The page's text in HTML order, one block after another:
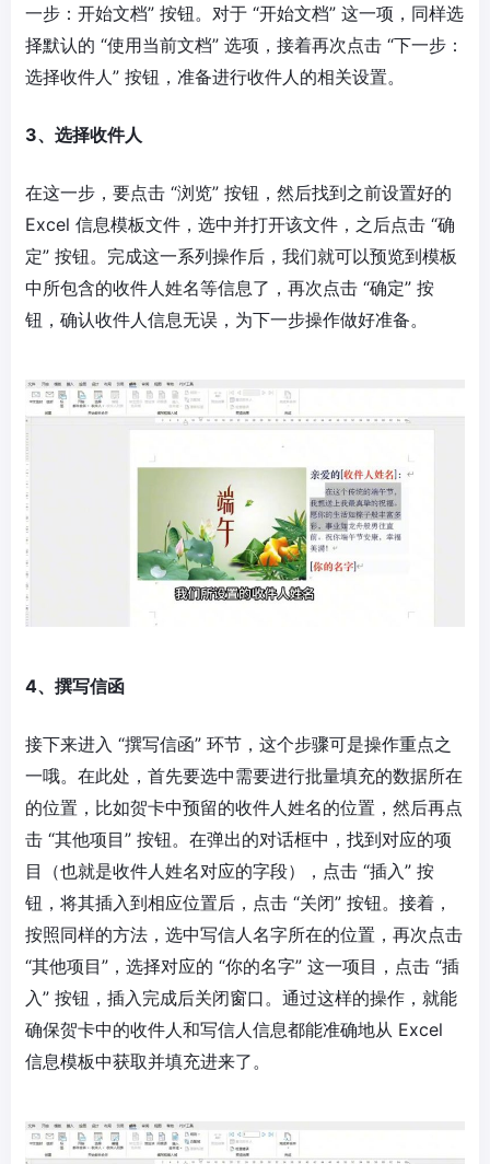
一步：开始文档” 按钮。对于 “开始文档” 这一项，同样选
择默认的 “使用当前文档” 选项，接着再次点击 “下一步：
选择收件人” 按钮，准备进行收件人的相关设置。
3、选择收件人
在这一步，要点击 “浏览” 按钮，然后找到之前设置好的
Excel 信息模板文件，选中并打开该文件，之后点击 “确
定” 按钮。完成这一系列操作后，我们就可以预览到模板
中所包含的收件人姓名等信息了，再次点击 “确定” 按
钮，确认收件人信息无误，为下一步操作做好准备。
4、撰写信函
接下来进入 “撰写信函” 环节，这个步骤可是操作重点之
一哦。在此处，首先要选中需要进行批量填充的数据所在
的位置，比如贺卡中预留的收件人姓名的位置，然后再点
击 “其他项目” 按钮。在弹出的对话框中，找到对应的项
目（也就是收件人姓名对应的字段），点击 “插入” 按
钮，将其插入到相应位置后，点击 “关闭” 按钮。接着，
按照同样的方法，选中写信人名字所在的位置，再次点击
“其他项目”，选择对应的 “你的名字” 这一项目，点击 “插
入” 按钮，插入完成后关闭窗口。通过这样的操作，就能
确保贺卡中的收件人和写信人信息都能准确地从 Excel
信息模板中获取并填充进来了。